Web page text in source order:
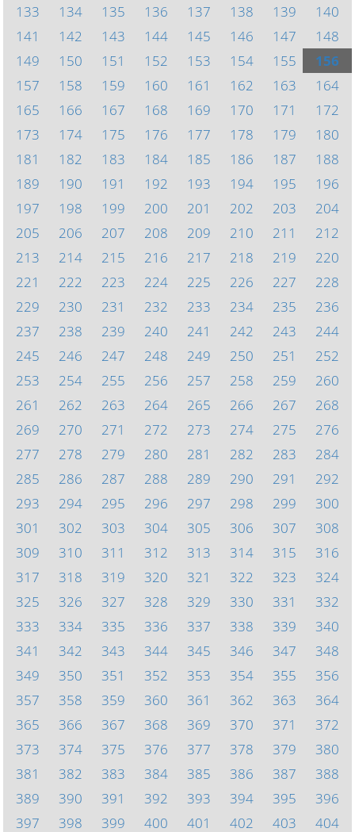
133
134 135 136 137 138 139
140
141
142 143 144 145 146 147
148
149
150 151 152 153 154 155
156
157
158 159 160 161 162 163
164
165
166 167 168 169 170 171
172
173
174 175 176 177 178 179
180
181
182 183 184 185 186 187
188
189
190 191 192 193 194 195
196
197
198 199 200 201 202 203
204
205
206 207 208 209 210 211
212
213
214 215 216 217 218 219
220
221
222 223 224 225 226 227
228
229
230 231 232 233 234 235
236
237
238 239 240 241 242 243
244
245
246 247 248 249 250 251
252
253
254 255 256 257 258 259
260
261
262 263 264 265 266 267
268
269
270 271 272 273 274 275
276
277
278 279 280 281 282 283
284
285
286 287 288 289 290 291
292
293
294 295 296 297 298 299
300
301
302 303 304 305 306 307
308
309
310 311 312 313 314 315
316
317
318 319 320 321 322 323
324
325
326 327 328 329 330 331
332
333
334 335 336 337 338 339
340
341
342 343 344 345 346 347
348
349
350 351 352 353 354 355
356
357
358 359 360 361 362 363
364
365
366 367 368 369 370 371
372
373
374 375 376 377 378 379
380
381
382 383 384 385 386 387
388
389
390 391 392 393 394 395
396
397
398 399 400 401 402 403 404